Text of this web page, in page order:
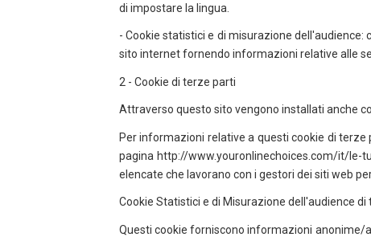
di impostare la lingua.
- Cookie statistici e di misurazione
sito internet fornendo informazioni relative alle
2 - Cookie di terze parti
Attraverso questo sito vengono installati anche
Per informazioni relative a questi cookie di terze
pagina http://www.youronlinechoices.com/it/le-
elencate che lavorano con i gestori dei siti web
Cookie Statistici e di Misurazione dell'audience di
Questi cookie forniscono informazioni anonime/